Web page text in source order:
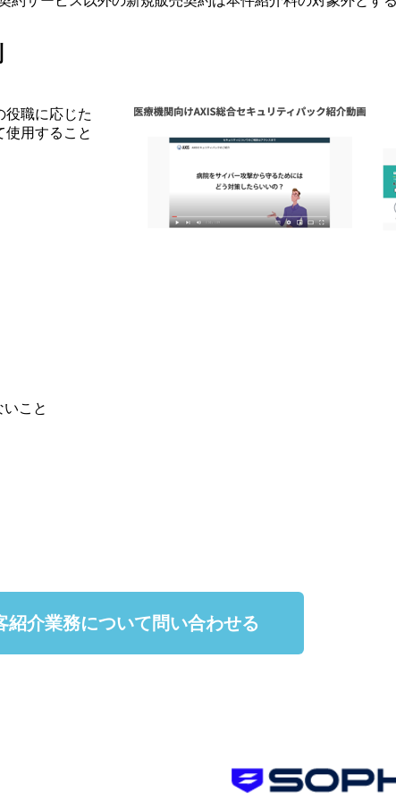
役職に応じた
用すること
こと
紹介業務について問い合わせる